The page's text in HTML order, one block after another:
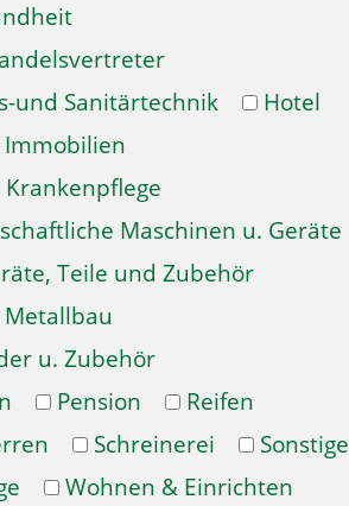
und Sanitärtechnik
Hotel
Immobilien
Krankenpflege
Maschinen u. Geräte
Teile und Zubehör
Metallbau
u. Zubehör
Pension
Reifen
Schreinerei
Sonstige
Wohnen & Einrichten